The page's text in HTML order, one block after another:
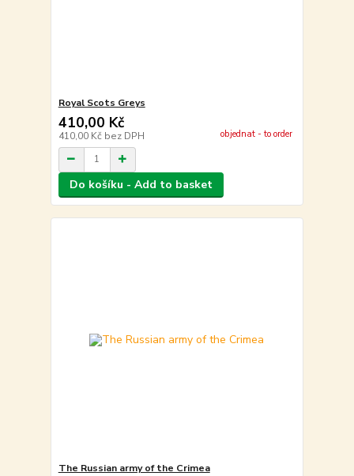
Royal Scots Greys
410,00 Kč
410,00 Kč bez DPH objednat - to order
Do košíku - Add to basket
The Russian army of the Crimea